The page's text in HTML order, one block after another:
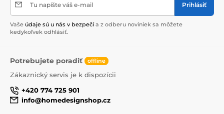
Tu napíšte váš e-mail Prihlásiť
Vaše údaje sú u nás v bezpečí a z odberu noviniek sa môžete
kedykoľvek odhlásiť.
Potrebujete poradiť offline
Zákaznický servis je k dispozícii
+420 774 725 901
info@homedesignshop.cz